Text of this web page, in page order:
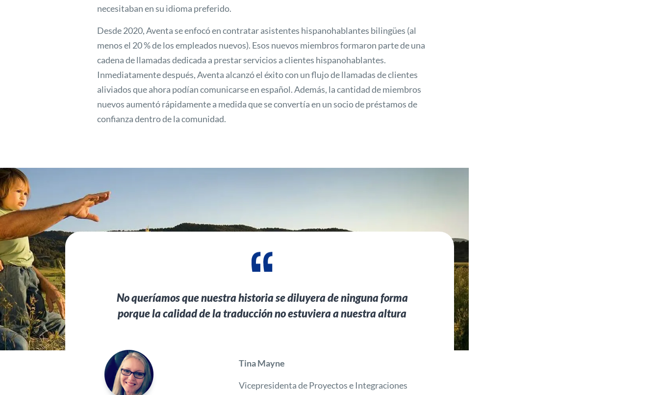
necesitaban en su idioma preferido.
Desde 2020, Aventa se enfocó en contratar asistentes hispanohablantes bilingües (al
menos el 20 % de los empleados nuevos). Esos nuevos miembros formaron parte de una
cadena de llamadas dedicada a prestar servicios a clientes hispanohablantes.
Inmediatamente después, Aventa alcanzó el éxito con un flujo de llamadas de clientes
aliviados que ahora podían comunicarse en español. Además, la cantidad de miembros
nuevos aumentó rápidamente a medida que se convertía en un socio de préstamos de
confianza dentro de la comunidad.
No queríamos que nuestra historia se diluyera de ninguna forma
porque la calidad de la traducción no estuviera a nuestra altura
Tina Mayne
Vicepresidenta de Proyectos e Integraciones